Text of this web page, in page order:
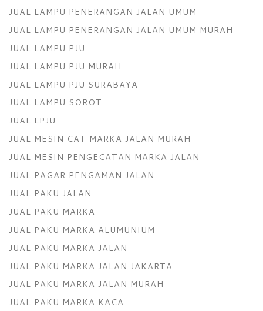
JUAL LAMPU PENERANGAN JALAN UMUM
JUAL LAMPU PENERANGAN JALAN UMUM MURAH
JUAL LAMPU PJU
JUAL LAMPU PJU MURAH
JUAL LAMPU PJU SURABAYA
JUAL LAMPU SOROT
JUAL LPJU
JUAL MESIN CAT MARKA JALAN MURAH
JUAL MESIN PENGECATAN MARKA JALAN
JUAL PAGAR PENGAMAN JALAN
JUAL PAKU JALAN
JUAL PAKU MARKA
JUAL PAKU MARKA ALUMUNIUM
JUAL PAKU MARKA JALAN
JUAL PAKU MARKA JALAN JAKARTA
JUAL PAKU MARKA JALAN MURAH
JUAL PAKU MARKA KACA